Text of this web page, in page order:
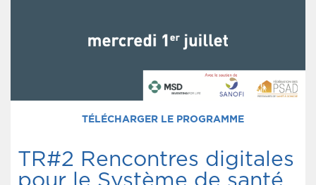
TÉLÉCHARGER LE PROGRAMME
TR#2 Rencontres digitales
pour le Système de santé